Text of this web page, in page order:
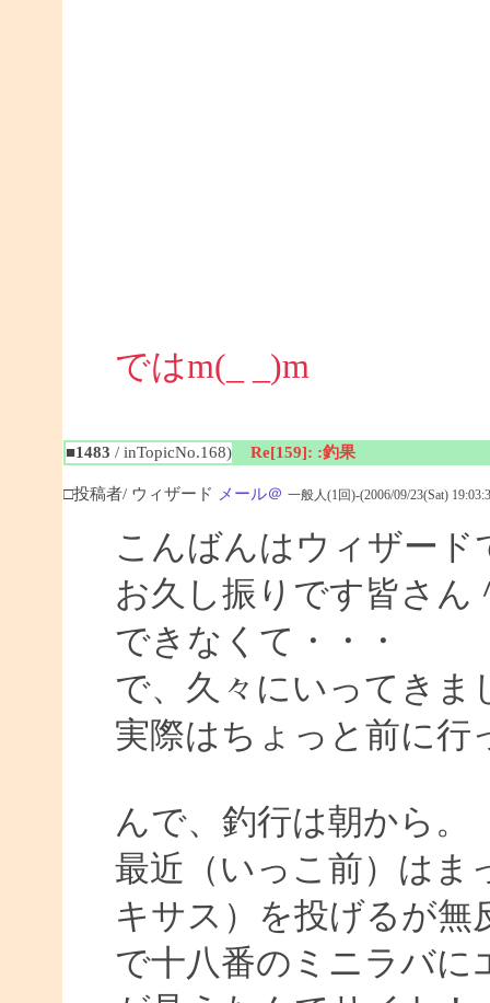
ではm(_ _)m
■1483 / inTopicNo.168) Re[159]: :釣果
□投稿者/ ウィザード メール＠ 一般人(1回)-(2006/09/23(Sat)
こんばんはウィザード
お久し振りです皆さん
できなくて・・・
で、久々にいってきま
実際はちょっと前に行
んで、釣行は朝から。
最近（いっこ前）はま
キサス）を投げるが無
で十八番のミニラバに